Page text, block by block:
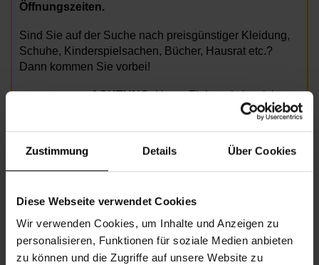
Zustimmung Details Über Cookies
Diese Webseite verwendet Cookies
Wir verwenden Cookies, um Inhalte und Anzeigen zu
personalisieren, Funktionen für soziale Medien anbieten
zu können und die Zugriffe auf unsere Website zu
Öffnungszeiten.
Sind Sie auf der Suche nach preisgünstiger Kleidung,
Schuhe, Kinderspielsachen, Bücher, Hausrat etc.?
Dann kommen Sie vorbei!
ACHTUNG:Unser Flohmarkt ist nicht
Informationen zur Veranstaltung
Beginn Montag, 06.07.2026, 13.00 - 18.00
Veranstalter Nachbarschaftszentrum 08